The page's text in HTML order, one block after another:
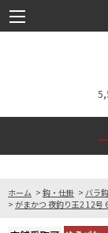
ホーム > 鈎・仕掛 > バラ
> がまかつ 夜釣り王2 12号